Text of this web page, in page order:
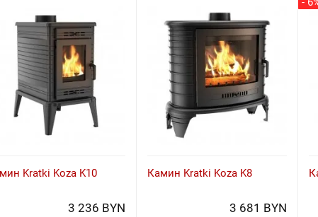
Kratki Koza K10
3 236 BYN
Камин Kratki Koza K8
3 681 BYN